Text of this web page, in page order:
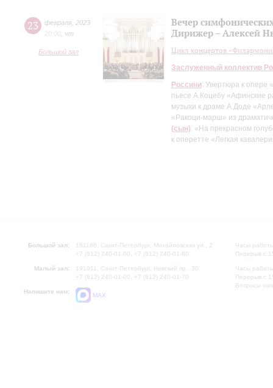
23 февраля 2023
20:00 чт
Большой зал
Вечер
Дирижер – Алексей
Цикл концертов
Заслуженный коллектив
Россини: Увертюра к опере
пьесе А.Коцебу «Афинские
музыки к драме А.Доде
«Ракоци-марш» из
(сын): «На прекрасном
к оперетте «Легкая
Большой зал:
191186, Санкт-Петербург, Михайловская ул., 2
+7 (812) 240-01-00, +7 (812) 240-01-80
Малый зал:
191011, Санкт-Петербург, Невский пр., 30
+7 (812) 240-01-00, +7 (812) 240-01-70
Напишите нам:
MAX
Часы
Перерыв с
Часы
Перерыв с
Вопросы